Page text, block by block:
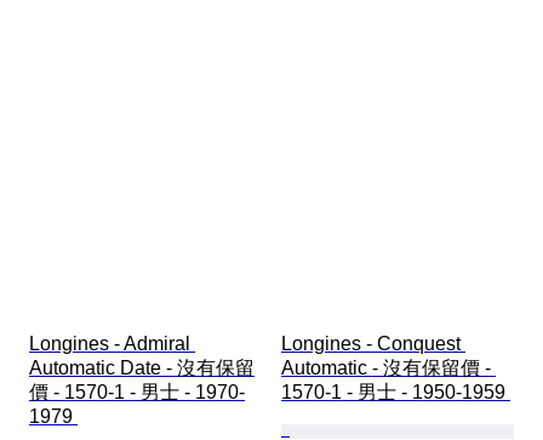
Longines - Admiral
Automatic Date - 沒有保留
價 - 1570-1 - 男士 - 1970-
1979
Longines - Conquest
Automatic - 沒有保留價 -
1570-1 - 男士 - 1950-1959